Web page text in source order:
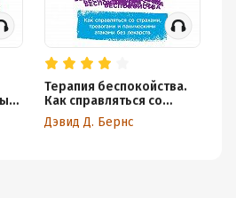
Терапия беспокойства.
Как справляться со
страхами, тревогами и
паническими атаками без
Дэвид Д. Бернс